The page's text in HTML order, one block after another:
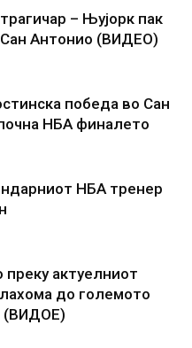
– Њујорк пак
Антонио (ВИДЕО)
победа во Сан
НБА финалето
НБА тренер
преку актуелниот
до големото
(ВИДОЕ)